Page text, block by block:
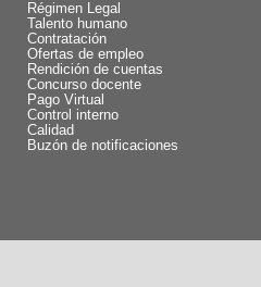
Régimen Legal
Talento humano
Contratación
Ofertas de empleo
Rendición de cuentas
Concurso docente
Pago Virtual
Control interno
Calidad
Buzón de notificaciones